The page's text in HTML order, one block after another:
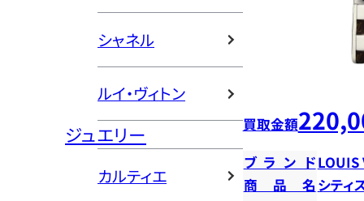
シャネル
ルイ・ヴィトン
ジュエリー
カルティエ
買取金額
ブランドLOUIS
商品名 シティ